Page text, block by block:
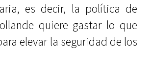
es decir, la política de
quiere gastar lo que
elevar la seguridad de los